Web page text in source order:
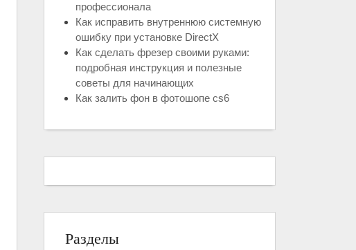
профессионала
Как исправить внутреннюю системную
ошибку при установке DirectX
Как сделать фрезер своими руками:
подробная инструкция и полезные
советы для начинающих
Как залить фон в фотошопе cs6
Разделы